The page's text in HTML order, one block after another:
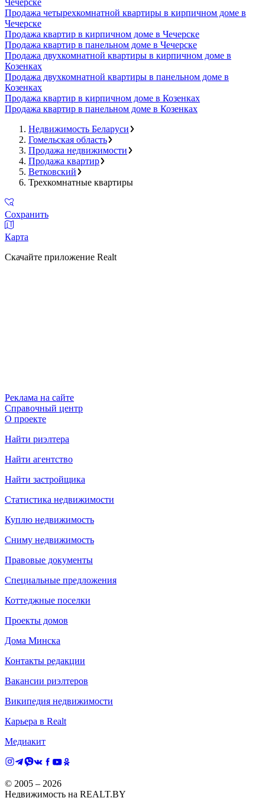
Продажа четырехкомнатной квартиры в кирпичном доме в
Чечерске
Продажа квартир в кирпичном доме в Чечерске
Продажа квартир в панельном доме в Чечерске
Продажа двухкомнатной квартиры в кирпичном доме в
Козенках
Продажа двухкомнатной квартиры в панельном доме в
Козенках
Продажа квартир в кирпичном доме в Козенках
Продажа квартир в панельном доме в Козенках
Недвижимость Беларуси
Гомельская область
Продажа недвижимости
Продажа квартир
Ветковский
Трехкомнатные квартиры
Сохранить
Карта
Скачайте приложение Realt
Реклама на сайте
Справочный центр
О проекте
Найти риэлтера
Найти агентство
Найти застройщика
Статистика недвижимости
Куплю недвижимость
Сниму недвижимость
Правовые документы
Специальные предложения
Коттеджные поселки
Проекты домов
Дома Минска
Контакты редакции
Вакансии риэлтеров
Википедия недвижимости
Карьера в Realt
Медиакит
© 2005 – 2026
Недвижимость на REALT.BY